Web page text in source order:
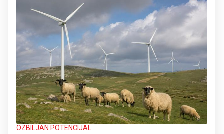
OZBILJAN POTENCIJAL